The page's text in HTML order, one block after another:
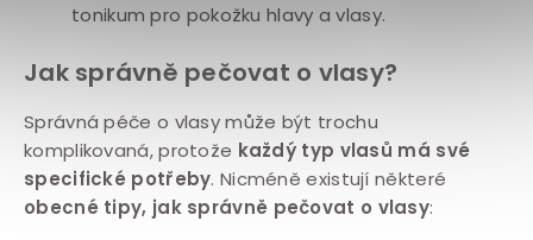
tonikum pro pokožku hlavy a vlasy.
Jak správně pečovat o vlasy?
Správná péče o vlasy může být trochu
komplikovaná, protože každý typ vlasů má své
specifické potřeby. Nicméně existují některé
obecné tipy, jak správně pečovat o vlasy: